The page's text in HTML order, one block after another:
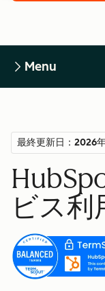
Menu
最終更新日：2026
ビス利